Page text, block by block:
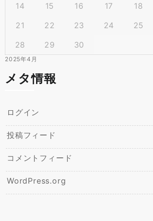
2025年4月
14
15 16 17 18
21
22 23 24 25
28
29 30
メタ情報
ログイン
投稿フィード
コメントフィード
WordPress.org